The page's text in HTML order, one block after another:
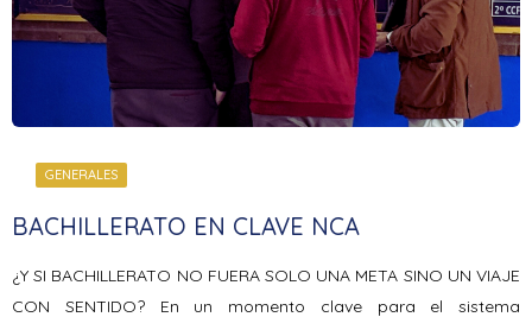
GENERALES
BACHILLERATO EN CLAVE NCA
¿Y SI BACHILLERATO NO FUERA SOLO UNA META SINO UN VIAJE
CON SENTIDO? En un momento clave para el sistema